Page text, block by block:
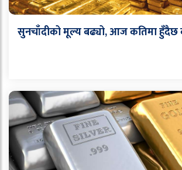
सुनचाँदीको मूल्य बढ्यो, आज कतिमा हुँदैछ